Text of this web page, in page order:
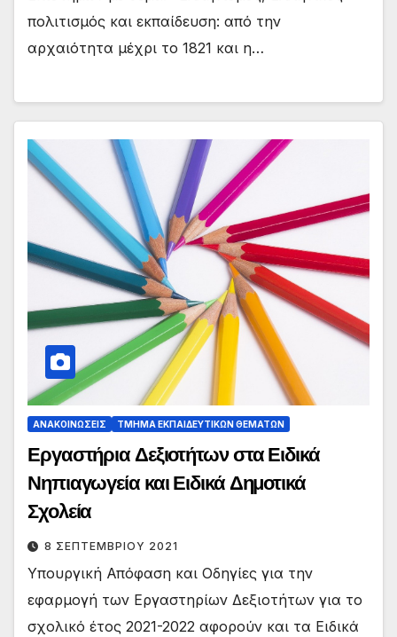
πολιτισμός και εκπαίδευση: από την
αρχαιότητα μέχρι το 1821 και η…
ΑΝΑΚΟΙΝΏΣΕΙΣ ΤΜΉΜΑ ΕΚΠΑΙΔΕΥΤΙΚΏΝ ΘΕΜΆΤΩΝ
Εργαστήρια Δεξιοτήτων στα Ειδικά
Νηπιαγωγεία και Ειδικά Δημοτικά
Σχολεία
8 ΣΕΠΤΕΜΒΡΊΟΥ 2021
Υπουργική Απόφαση και Οδηγίες για την
εφαρμογή των Εργαστηρίων Δεξιοτήτων για το
σχολικό έτος 2021-2022 αφορούν και τα Ειδικά